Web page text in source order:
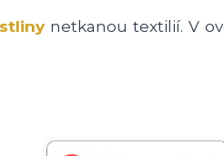
netkanou textilií. V